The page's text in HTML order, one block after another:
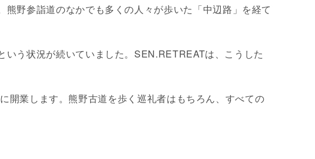
野参詣道のなかでも多くの人々が歩いた「中辺路」を経て
う状況が続いていました。SEN.RETREATは、こうした
開業します。熊野古道を歩く巡礼者はもちろん、すべての